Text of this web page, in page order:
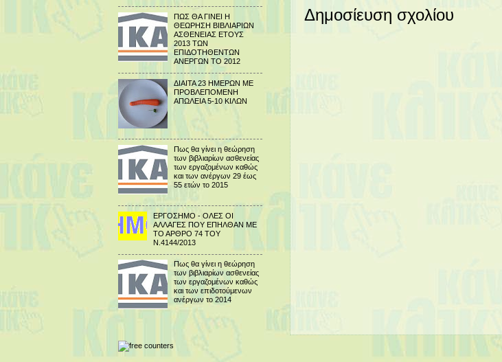
Δημοσίευση σχολίου
ΠΩΣ ΘΑ ΓΙΝΕΙ Η
ΘΕΩΡΗΣΗ ΒΙΒΛΙΑΡΙΩΝ
ΑΣΘΕΝΕΙΑΣ ΕΤΟΥΣ
2013 ΤΩΝ
ΕΠΙΔΟΤΗΘΕΝΤΩΝ
ΑΝΕΡΓΩΝ ΤΟ 2012
ΔΙΑΙΤΑ 23 ΗΜΕΡΩΝ ΜΕ
ΠΡΟΒΛΕΠΟΜΕΝΗ
ΑΠΩΛΕΙΑ 5-10 ΚΙΛΩΝ
Πως θα γίνει η θεώρηση
των βιβλιαρίων ασθενείας
των εργαζομένων καθώς
και των ανέργων 29 έως
55 ετών το 2015
ΕΡΓΟΣΗΜΟ - ΟΛΕΣ ΟΙ
ΑΛΛΑΓΕΣ ΠΟΥ ΕΠΗΛΘΑΝ ΜΕ
ΤΟ ΑΡΘΡΟ 74 ΤΟΥ
Ν.4144/2013
Πως θα γίνει η θεώρηση
των βιβλιαρίων ασθενείας
των εργαζομένων καθώς
και των επιδοτούμενων
ανέργων το 2014